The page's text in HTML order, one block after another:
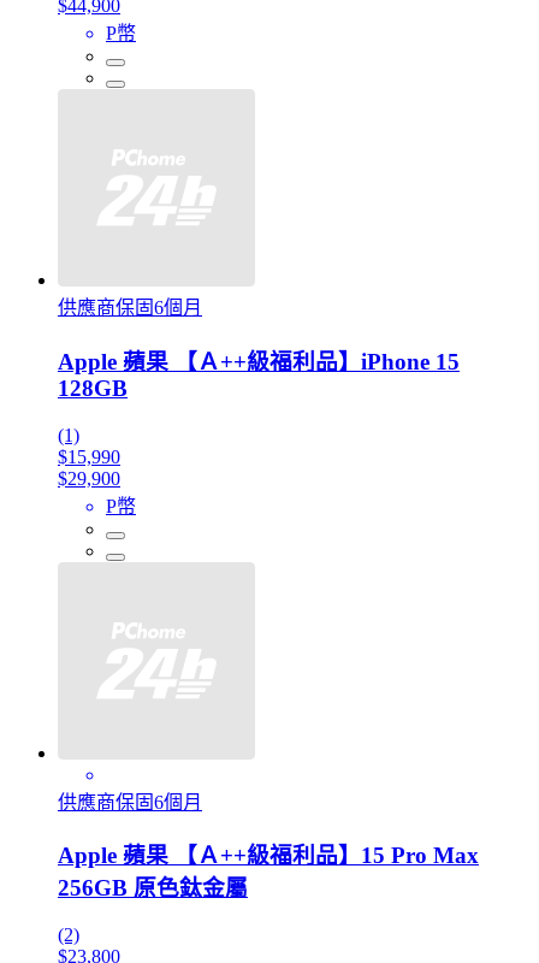
$44,900
P幣
供應商保固6個月
Apple 蘋果 【Ａ++級福利品】iPhone 15
128GB
(1)
$15,990
$29,900
P幣
供應商保固6個月
Apple 蘋果 【Ａ++級福利品】15 Pro Max
256GB 原色鈦金屬
(2)
$23,800